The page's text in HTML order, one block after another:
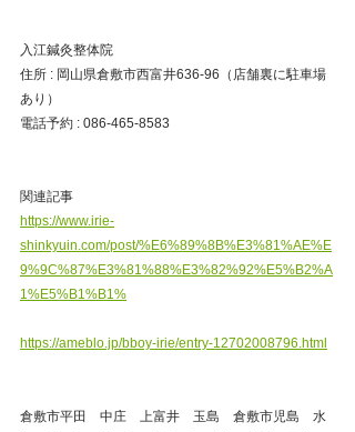
入江鍼灸整体院
住所 : 岡山県倉敷市西富井636-96（店舗裏に駐車場
あり）
電話予約 : 086-465-8583
関連記事
https://www.irie-
shinkyuin.com/post/%E6%89%8B%E3%81%AE%E
9%9C%87%E3%81%88%E3%82%92%E5%B2%A
1%E5%B1%B1%
https://ameblo.jp/bboy-irie/entry-12702008796.html
倉敷市平田　中庄　上富井　玉島　倉敷市児島　水